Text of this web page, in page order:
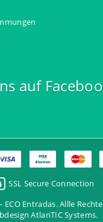
auf
SSL Secure Connection
Entradas. Allle
AtlanTIC Systems.